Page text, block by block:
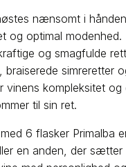
nænsomt i
og optimal modenhed.
og smagfulde
braiserede simreretter
vinens kompleksitet og
til sin ret.
6 flasker Primalba
en anden, der sætter